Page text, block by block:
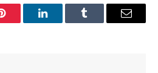
Pinterest LinkedInTumblr Email